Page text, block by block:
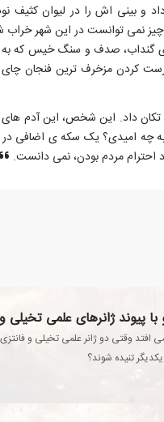
و بینی اش را در لیوان
نمی توانست در این شهر خراب
ی گنداب، صدف و سنگ خیس که
کردن مزخرف ترین فنجان
تکان داد. این شخص، این آدم
چه امیدی؟ یک سکه ی اضافی در
احترام مردم بودن، نمی دانست.
پیوند ژانرهای علمی تخیلی
افتد وقتی دو ژانر علمی تخیلی و
تنیده شوند؟